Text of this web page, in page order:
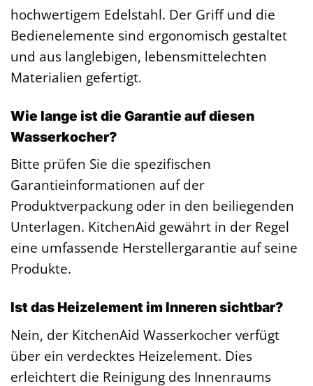
hochwertigem Edelstahl. Der Griff und die
Bedienelemente sind ergonomisch gestaltet
und aus langlebigen, lebensmittelechten
Materialien gefertigt.
Wie lange ist die Garantie auf diesen
Wasserkocher?
Bitte prüfen Sie die spezifischen
Garantieinformationen auf der
Produktverpackung oder in den beiliegenden
Unterlagen. KitchenAid gewährt in der Regel
eine umfassende Herstellergarantie auf seine
Produkte.
Ist das Heizelement im Inneren sichtbar?
Nein, der KitchenAid Wasserkocher verfügt
über ein verdecktes Heizelement. Dies
erleichtert die Reinigung des Innenraums